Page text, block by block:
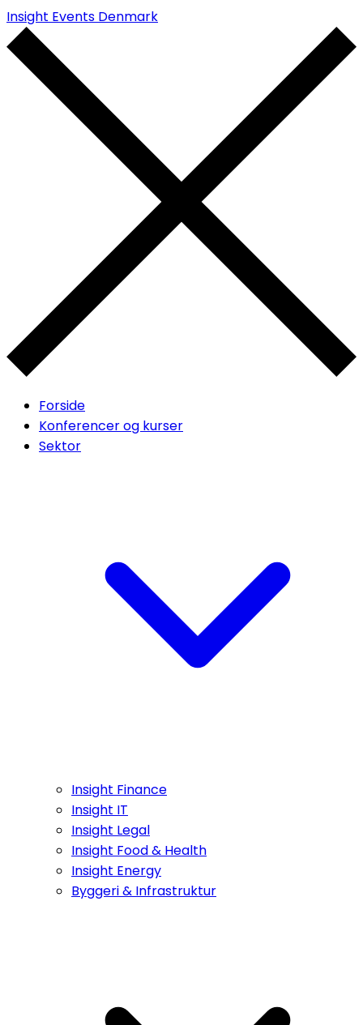
Insight Events Denmark
Insight Events Denmark
Forside
Konferencer og kurser
Sektor
Insight Finance
Insight IT
Insight Legal
Insight Food & Health
Insight Energy
Byggeri & Infrastruktur